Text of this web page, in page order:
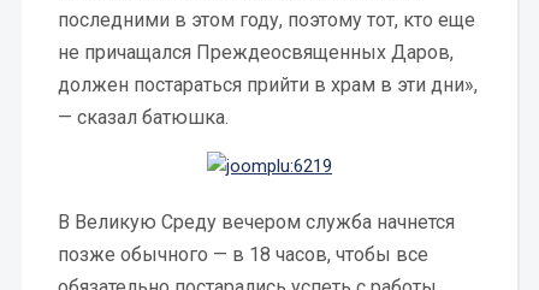
последними в этом году, поэтому тот, кто еще
не причащался Преждеосвященных Даров,
должен постараться прийти в храм в эти дни»,
— сказал батюшка.
В Великую Среду вечером служба начнется
позже обычного — в 18 часов, чтобы все